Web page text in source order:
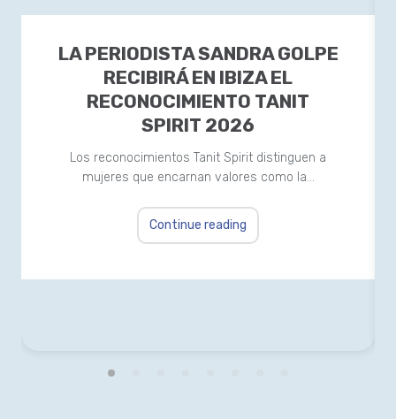
LA PERIODISTA SANDRA GOLPE
RECIBIRÁ EN IBIZA EL
RECONOCIMIENTO TANIT
SPIRIT 2026
Los reconocimientos Tanit Spirit distinguen a
mujeres que encarnan valores como la…
Continue reading